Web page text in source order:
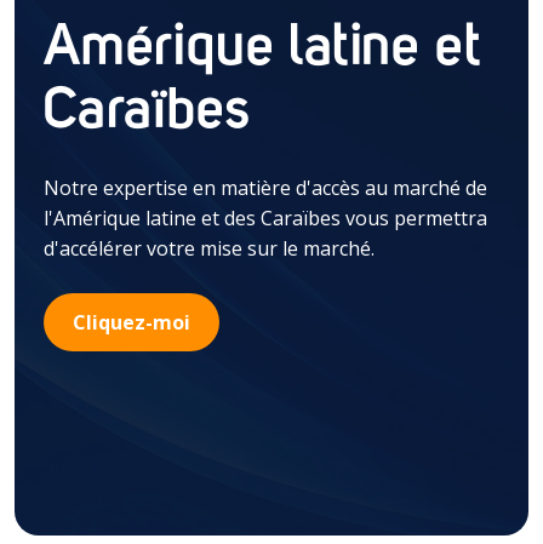
Il n'y a aucune suggestion car le champ de
Amérique latine et
Caraïbes
Notre expertise en matière d'accès au marché de
l'Amérique latine et des Caraïbes vous permettra
d'accélérer votre mise sur le marché.
Cliquez-moi